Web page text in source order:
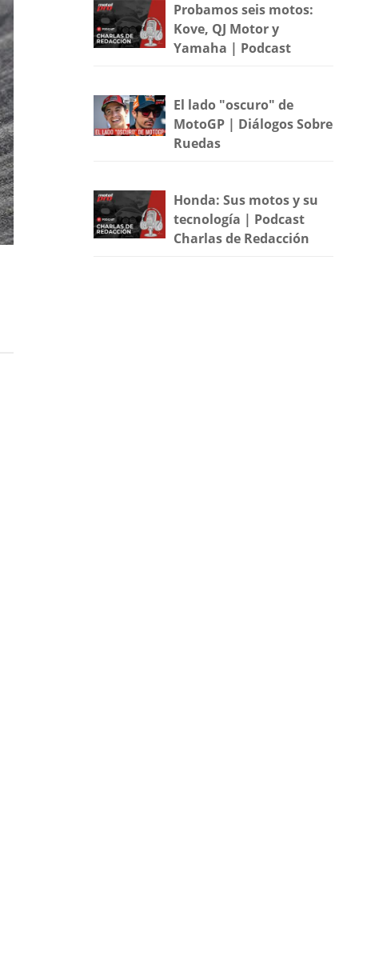
Probamos seis motos:
Kove, QJ Motor y
Yamaha | Podcast
El lado "oscuro" de
MotoGP | Diálogos Sobre
Ruedas
Honda: Sus motos y su
tecnología | Podcast
Charlas de Redacción